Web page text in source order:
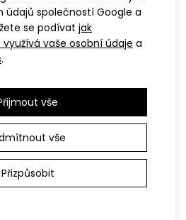
údajů společností Google a
se podívat jak
vaše osobní údaje a
.
vše
vše
Přizpůsobit
dres SATO modrý
1 099 Kč
má přiléhavý střih a je vyroben z
coolspark.dres má na předn..
9 z 9 (celkem stran 1)
začínáte a nevíte, co na
SPORT je přesně pro
řada nabízí nejlepší poměr cena /
je vhodné jak pro úplné
tak pro hobíky, kteří objedou
závodů za sezónu.